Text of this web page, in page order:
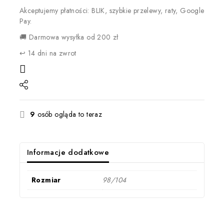
Akceptujemy płatności: BLIK, szybkie przelewy, raty, Google
Pay.
🚚 Darmowa wysyłka od 200 zł
↩️ 14 dni na zwrot
9 osób ogląda to teraz
Informacje dodatkowe
Rozmiar 98/104